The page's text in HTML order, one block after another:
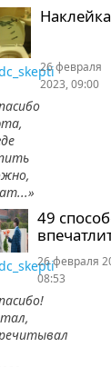
Наклейка
26 февраля
2023, 09:00
49
26 февраля
08:53